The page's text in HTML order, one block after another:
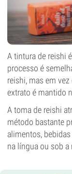
A tintura de reishi
processo é
reishi, mas em
extrato é mantido
A toma de reishi
método bastante
alimentos,
na língua ou sob a